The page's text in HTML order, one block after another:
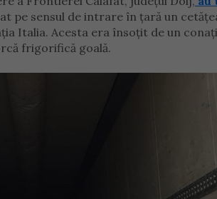
pe sensul de intrare în ţară un
Italia. Acesta era însoţit de un
frigorifică goală.